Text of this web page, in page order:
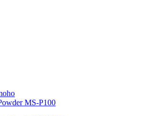
MS-P100